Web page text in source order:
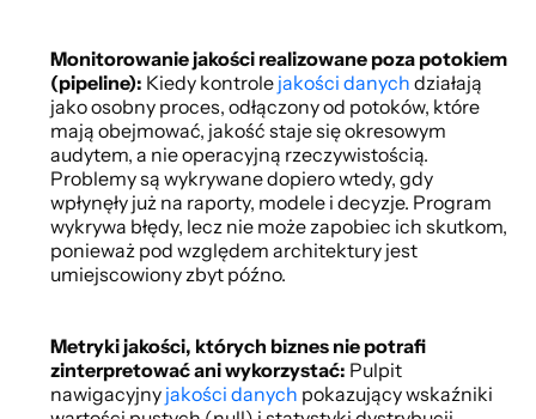
Monitorowanie jakości realizowane poza potokiem
(pipeline): Kiedy kontrole jakości danych działają
jako osobny proces, odłączony od potoków, które
mają obejmować, jakość staje się okresowym
audytem, a nie operacyjną rzeczywistością.
Problemy są wykrywane dopiero wtedy, gdy
wpłynęły już na raporty, modele i decyzje. Program
wykrywa błędy, lecz nie może zapobiec ich skutkom,
ponieważ pod względem architektury jest
umiejscowiony zbyt późno.
Metryki jakości, których biznes nie potrafi
zinterpretować ani wykorzystać: Pulpit
nawigacyjny jakości danych pokazujący wskaźniki